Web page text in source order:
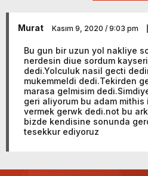
Murat Kasım 9, 2020 / 9:03 pm
Bu gun bir uzun yol nakliye
nerdesin diue sordum
dedi.Yolculuk nasil gecti
mukemmeldi dedi.Tekirden
marasa gelmisim
geri aliyorum bu adam
vermek gerwk dedi.not bu
bizde kendisine sonunda
tesekkur ediyoruz